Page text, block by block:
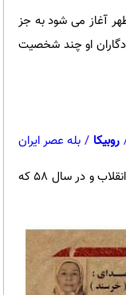
همایش های موسسه رعد در شهرک غرب (پیروزان جنوبی) و از ساعت ۴ بعدازظهر آغاز می شود به جز
او چند شخصیت
روبیکا / بله عصر ایران
انتخاب یا علاقه خود او احتمالا دو سبب دارد: یکی این که هم سن و هم نسل اوست و دیگر این که اوایل انقلاب و در سال ۵۸ که